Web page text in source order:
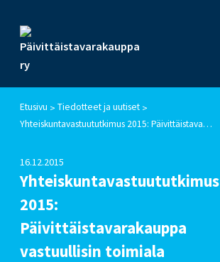
Etusivu > Tiedotteet ja uutiset >
Yhteiskuntavastuututkimus 2015: Päivittäistavarakauppa vastuullisin toimiala
16.12.2015
Yhteiskuntavastuututkimus
2015:
Päivittäistavarakauppa
vastuullisin toimiala